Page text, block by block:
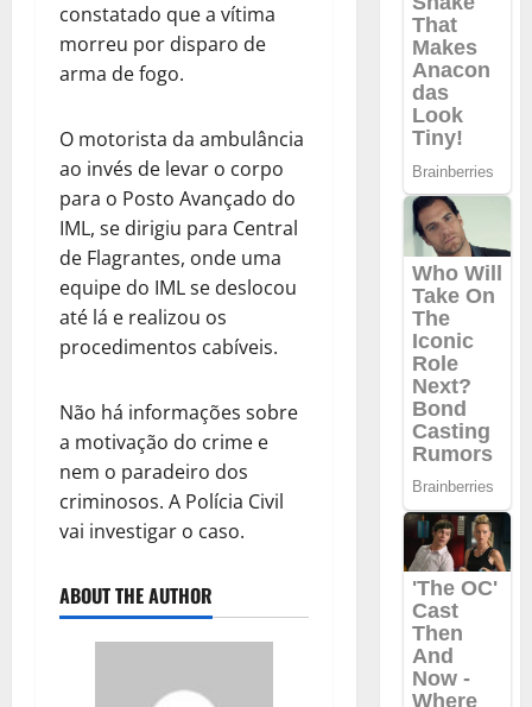
constatado que a vítima
morreu por disparo de
arma de fogo.
O motorista da ambulância
ao invés de levar o corpo
para o Posto Avançado do
IML, se dirigiu para Central
de Flagrantes, onde uma
equipe do IML se deslocou
até lá e realizou os
procedimentos cabíveis.
Não há informações sobre
a motivação do crime e
nem o paradeiro dos
criminosos. A Polícia Civil
vai investigar o caso.
ABOUT THE AUTHOR